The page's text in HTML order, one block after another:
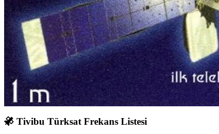
Tivibu Türksat Frekans Listesi